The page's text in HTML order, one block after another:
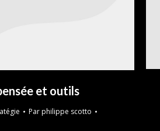
et outils
Par philippe scotto